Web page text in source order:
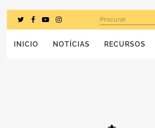
Procurar
INICIO NOTÍCIAS RECURSOS